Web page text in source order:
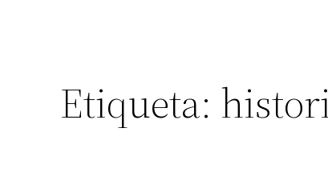
Etiqueta: